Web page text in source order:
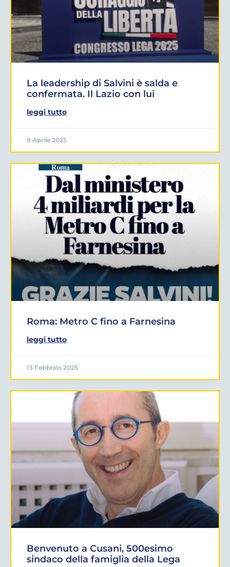
La leadership di Salvini è salda e
confermata. Il Lazio con lui
leggi tutto
9 Aprile 2025
Roma: Metro C fino a Farnesina
leggi tutto
13 Febbraio 2025
Benvenuto a Cusani, 500esimo
sindaco della famiglia della Lega